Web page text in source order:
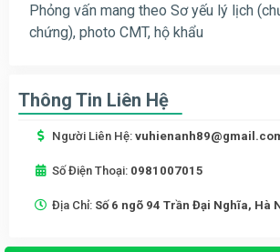
Phỏng vấn mang theo Sơ yếu lý lịch
chứng), photo CMT, hộ khẩu
Thông Tin Liên Hệ
Người Liên Hệ:
Số Điện Thoại: 0981007015
Địa Chỉ: Số 6 ngõ 94 Trần Đại Nghĩa, Hà